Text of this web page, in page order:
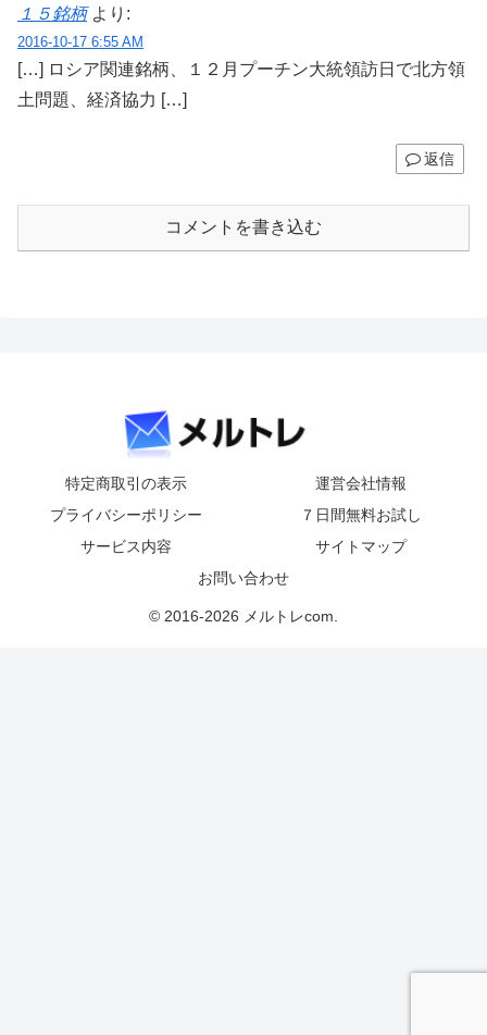
１５銘柄 より:
2016-10-17 6:55 AM
[…] ロシア関連銘柄、１２月プーチン大統領訪日で北方領
土問題、経済協力 […]
返信
コメントを書き込む
特定商取引の表示
運営会社情報
プライバシーポリシー
７日間無料お試し
サービス内容
サイトマップ
お問い合わせ
© 2016-2026 メルトレcom.